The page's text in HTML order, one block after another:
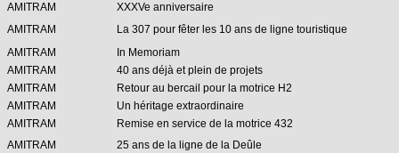
AMITRAM
XXXVe anniversaire
AMITRAM
La 307 pour fêter les 10 ans de ligne touristique
AMITRAM
In Memoriam
AMITRAM
40 ans déjà et plein de projets
AMITRAM
Retour au bercail pour la motrice H2
AMITRAM
Un héritage extraordinaire
AMITRAM
Remise en service de la motrice 432
AMITRAM
25 ans de la ligne de la Deûle